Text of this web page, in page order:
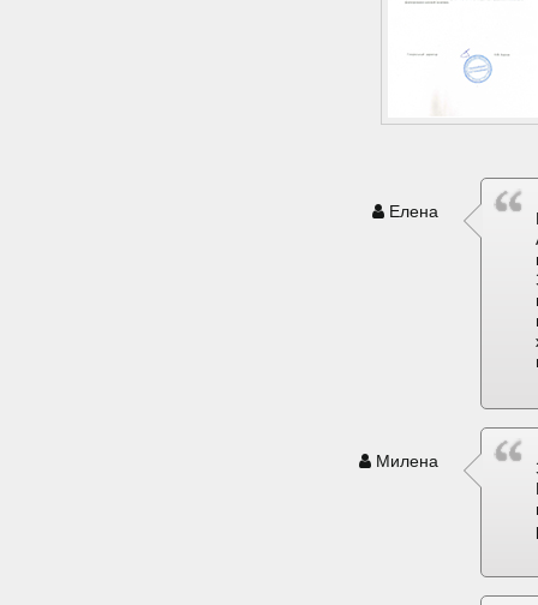
Елена
Милена